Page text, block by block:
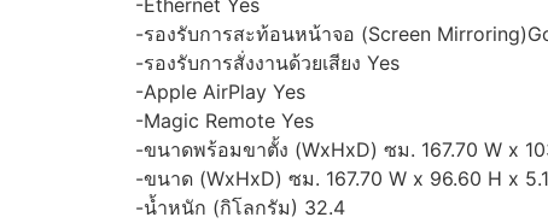
-Ethernet Yes
-รองรับการสะท้อนหน้าจอ (Screen
-รองรับการสั่งงานด้วยเสียง Yes
-Apple AirPlay Yes
-Magic Remote Yes
-ขนาดพร้อมขาตั้ง (WxHxD) ซม. 167.70 W x
-ขนาด (WxHxD) ซม. 167.70 W x 96.60 H x
-น้ำหนัก (กิโลกรัม) 32.4